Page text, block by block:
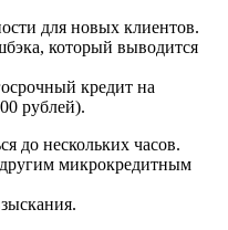
для новых клиентов.
который выводится
кредит на
рублей).
до нескольких часов.
микрокредитным